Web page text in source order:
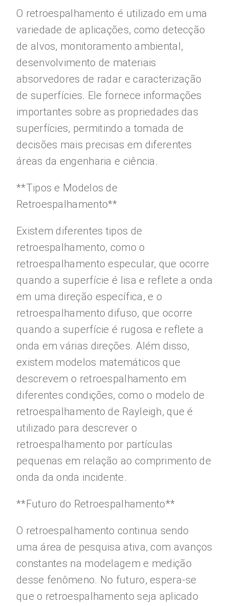
O retroespalhamento é utilizado em uma
variedade de aplicações, como detecção
de alvos, monitoramento ambiental,
desenvolvimento de materiais
absorvedores de radar e caracterização
de superfícies. Ele fornece informações
importantes sobre as propriedades das
superfícies, permitindo a tomada de
decisões mais precisas em diferentes
áreas da engenharia e ciência.
**Tipos e Modelos de
Retroespalhamento**
Existem diferentes tipos de
retroespalhamento, como o
retroespalhamento especular, que ocorre
quando a superfície é lisa e reflete a onda
em uma direção específica, e o
retroespalhamento difuso, que ocorre
quando a superfície é rugosa e reflete a
onda em várias direções. Além disso,
existem modelos matemáticos que
descrevem o retroespalhamento em
diferentes condições, como o modelo de
retroespalhamento de Rayleigh, que é
utilizado para descrever o
retroespalhamento por partículas
pequenas em relação ao comprimento de
onda da onda incidente.
**Futuro do Retroespalhamento**
O retroespalhamento continua sendo
uma área de pesquisa ativa, com avanços
constantes na modelagem e medição
desse fenômeno. No futuro, espera-se
que o retroespalhamento seja aplicado